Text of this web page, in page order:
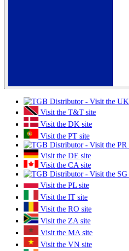
Visit the T&T site
Visit the DK site
Visit the PT site
Visit the DE site
Visit the CA site
Visit the PL site
Visit the IT site
Visit the RO site
Visit the ZA site
Visit the MA site
Visit the VN site